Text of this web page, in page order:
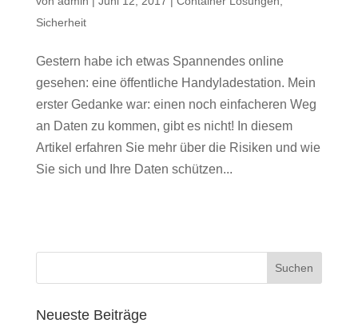
Sicherheit
Gestern habe ich etwas Spannendes online
gesehen: eine öffentliche Handyladestation. Mein
erster Gedanke war: einen noch einfacheren Weg
an Daten zu kommen, gibt es nicht! In diesem
Artikel erfahren Sie mehr über die Risiken und wie
Sie sich und Ihre Daten schützen...
Suchen
Neueste Beiträge